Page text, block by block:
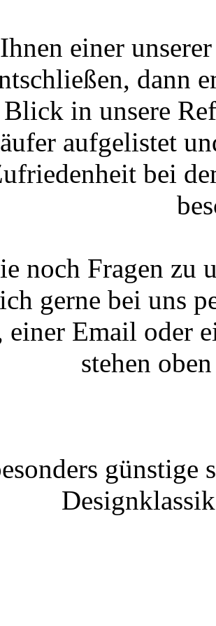
einer
dann
in unsere
aufgelistet
bei
noch Fragen zu
gerne bei uns
Email oder
stehen
günstige